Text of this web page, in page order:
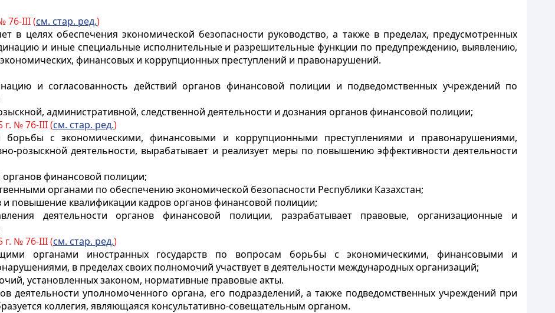
76-III (см. стар. ред.)
в целях обеспечения экономической безопасности руководство, а также в пределах, предусмотренных
и иные специальные исполнительные и разрешительные функции по предупреждению, выявлению,
экономических, финансовых и коррупционных преступлений и правонарушений.
и согласованность действий органов финансовой полиции и подведомственных учреждений по
административной, следственной деятельности и дознания органов финансовой полиции;
г. № 76-III (см. стар. ред.)
борьбы сэкономическими, финансовыми и коррупционными преступлениями и правонарушениями,
розыскной деятельности, вырабатывает и реализует меры по повышению эффективности деятельности
органов финансовой полиции;
органами по обеспечению экономической безопасности Республики Казахстан;
и повышение квалификации кадров органов финансовой полиции;
деятельности органов финансовой полиции, разрабатывает правовые, организационные и
г. № 76-III (см. стар. ред.)
органами иностранных государств по вопросам борьбы сэкономическими, финансовыми и
в пределах своих полномочий участвует в деятельности международных организаций;
установленных законом, нормативные правовые акты.
деятельности уполномоченного органа, его подразделений, а также подведомственных учреждений при
коллегия, являющаяся консультативно-совещательным органом.